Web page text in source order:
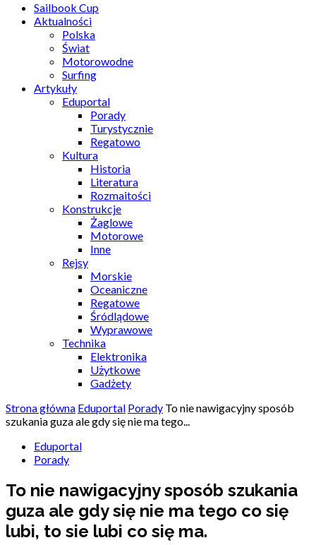
Sailbook Cup
Aktualności
Polska
Świat
Motorowodne
Surfing
Artykuły
Eduportal
Porady
Turystycznie
Regatowo
Kultura
Historia
Literatura
Rozmaitości
Konstrukcje
Żaglowe
Motorowe
Inne
Rejsy
Morskie
Oceaniczne
Regatowe
Śródlądowe
Wyprawowe
Technika
Elektronika
Użytkowe
Gadżety
Strona główna Eduportal Porady To nie nawigacyjny sposób
szukania guza ale gdy się nie ma tego...
Eduportal
Porady
To nie nawigacyjny sposób szukania
guza ale gdy się nie ma tego co się
lubi, to sie lubi co się ma.